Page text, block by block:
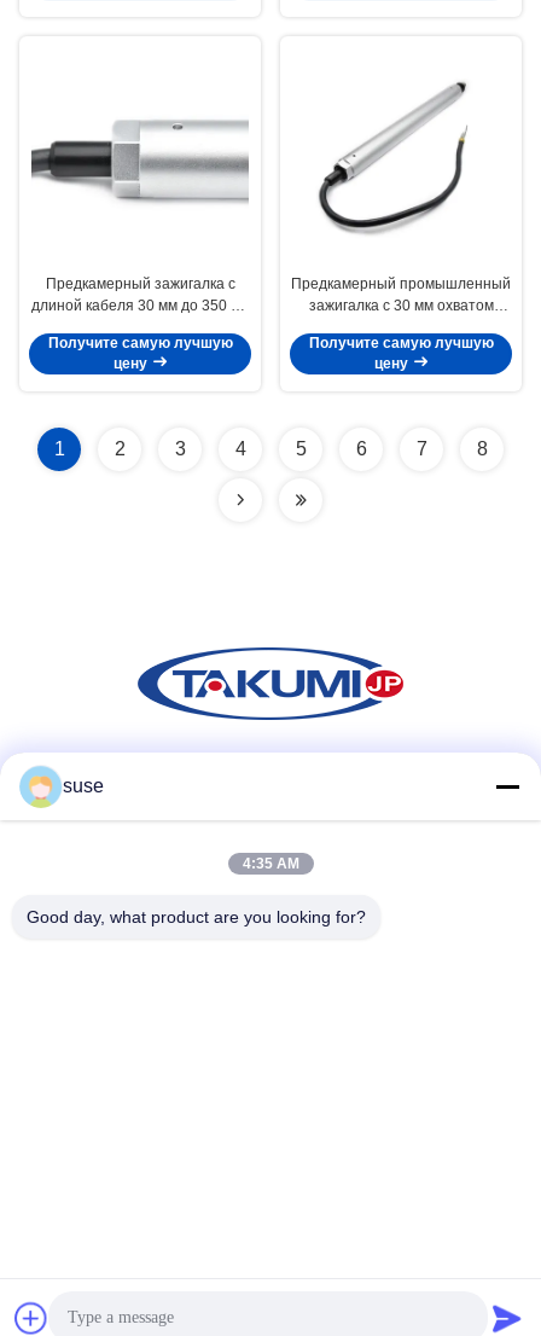
Предкамерный зажигалка с
длиной кабеля 30 мм до 350 мм
двигателей MAN 3268
Получите самую лучшую
цену
Предкамерный промышленный
зажигалка с 30 мм охватом
1 ART.-NO 61014-05609 и
длины кабеля 350 мм
Получите самую лучшую
цену
1 2 3 4 5 6 7 8
AUTO PARTS CO.,LTD. . Все права защищены.
suse
4:35 AM
Good day, what product are you looking for?